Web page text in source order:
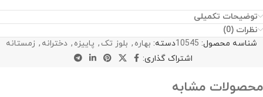
توضیحات تکمیلی
نظرات (0)
شناسه محصول: 10545دسته: بهاره , بلوز تک , پاییزه , دخترانه , زمستانه
اشتراک گذاری:
محصولات مشابه